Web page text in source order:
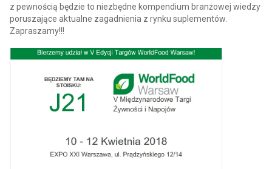
z pewnością będzie to niezbędne kompendium branżowej wiedzy
poruszające aktualne zagadnienia z rynku suplementów.
Zapraszamy!!!